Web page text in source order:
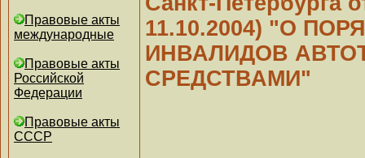
Правовые акты
международные
Правовые акты
Российской
Федерации
Правовые акты
СССР
11.10.2004) "О
ИНВАЛИДОВ
СРЕДСТВАМИ"